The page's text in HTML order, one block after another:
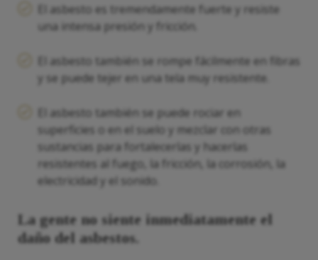
El asbesto es tremendamente fuerte y resiste
una intensa presión y fricción.
El asbesto también se rompe fácilmente en fibras
y se puede tejer en una tela muy resistente.
El asbesto también se puede rociar en
superficies o en el suelo y mezclar con otras
sustancias para fortalecerlas y hacerlas
resistentes al fuego, la fricción, la corrosión, la
electricidad y el sonido.
La gente no siente inmediatamente el
daño del asbestos.